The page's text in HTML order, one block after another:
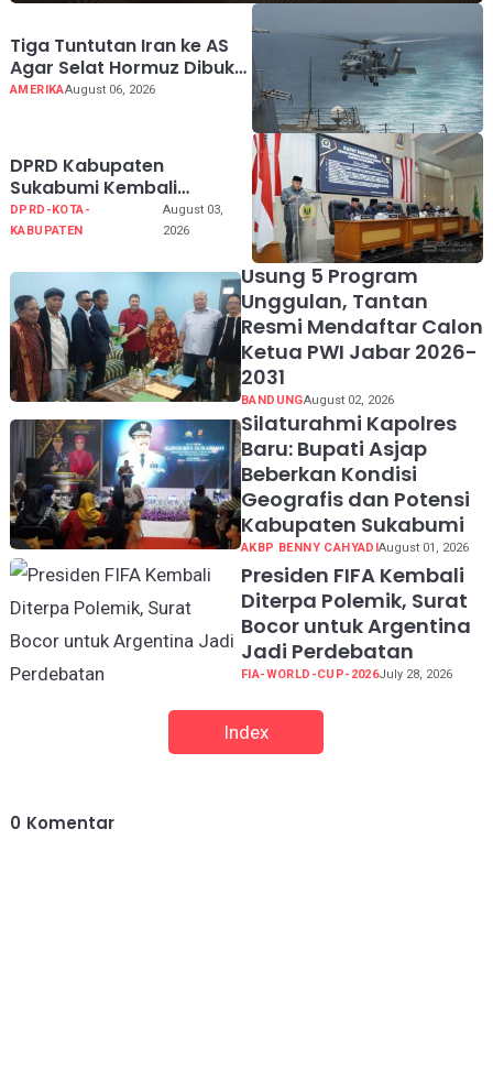
Tiga Tuntutan Iran ke AS
Agar Selat Hormuz Dibuka
Kembali
AMERIKAAugust 06, 2026
DPRD Kabupaten
Sukabumi Kembali
Melaksanakan Rapat
Paripurna Tahun Sidang
DPRD-KOTA-
KABUPATEN
August 03,
2026
Usung 5 Program
Unggulan, Tantan
Resmi Mendaftar Calon
Ketua PWI Jabar 2026-
2031
BANDUNGAugust 02, 2026
Silaturahmi Kapolres
Baru: Bupati Asjap
Beberkan Kondisi
Geografis dan Potensi
Kabupaten Sukabumi
AKBP BENNY CAHYADIAugust 01, 2026
Presiden FIFA Kembali
Diterpa Polemik, Surat
Bocor untuk Argentina
Jadi Perdebatan
FIA-WORLD-CUP-2026July 28, 2026
Index
0 Komentar